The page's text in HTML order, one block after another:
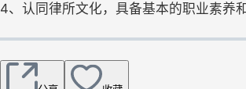
4、认同律所文化，具备基本的职业素养